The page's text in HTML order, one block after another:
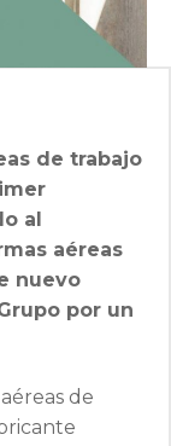
de trabajo
al
aéreas
nuevo
por un
de